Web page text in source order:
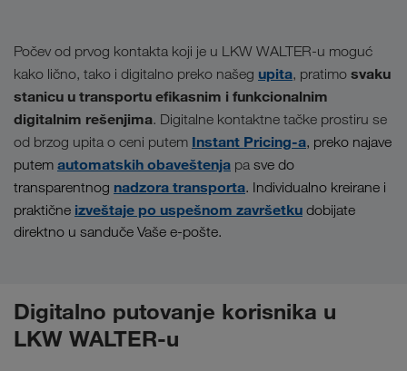
Počev od prvog kontakta koji je u LKW WALTER-u moguć
kako lično, tako i digitalno preko našeg upita, pratimo svaku
stanicu u transportu efikasnim i funkcionalnim
digitalnim rešenjima. Digitalne kontaktne tačke prostiru se
od brzog upita o ceni putem Instant Pricing-a, preko najave
putem automatskih obaveštenja pa sve do
transparentnog nadzora transporta. Individualno kreirane i
praktične izveštaje po uspešnom završetku dobijate
direktno u sanduče Vaše e-pošte.
Digitalno putovanje korisnika u
LKW WALTER-u